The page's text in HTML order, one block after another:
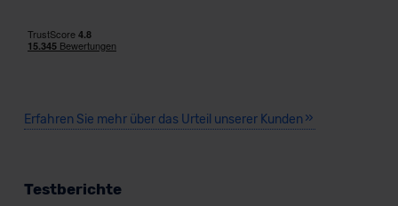
Erfahren Sie mehr über das Urteil unserer Kunden
Testberichte